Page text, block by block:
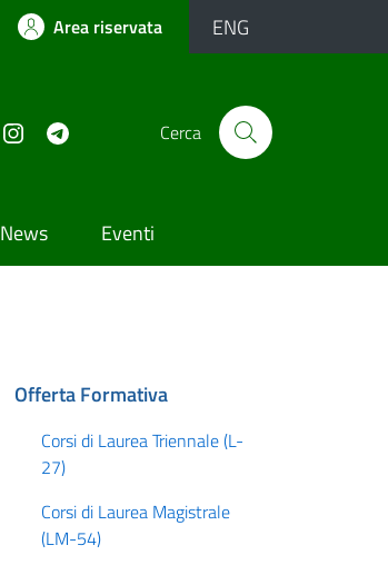
Area riservata ENG
Cerca
News Eventi
Offerta Formativa
Corsi di Laurea Triennale (L-
27)
Corsi di Laurea Magistrale
(LM-54)